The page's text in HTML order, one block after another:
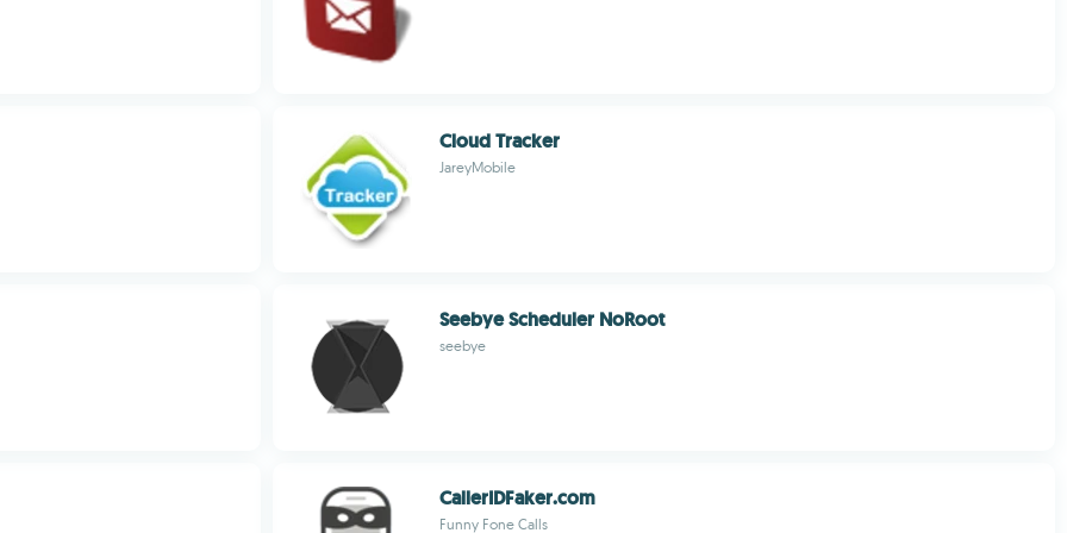
Cloud Tracker
JareyMobile
Seebye Scheduler NoRoot
seebye
CallerIDFaker.com
Funny Fone Calls